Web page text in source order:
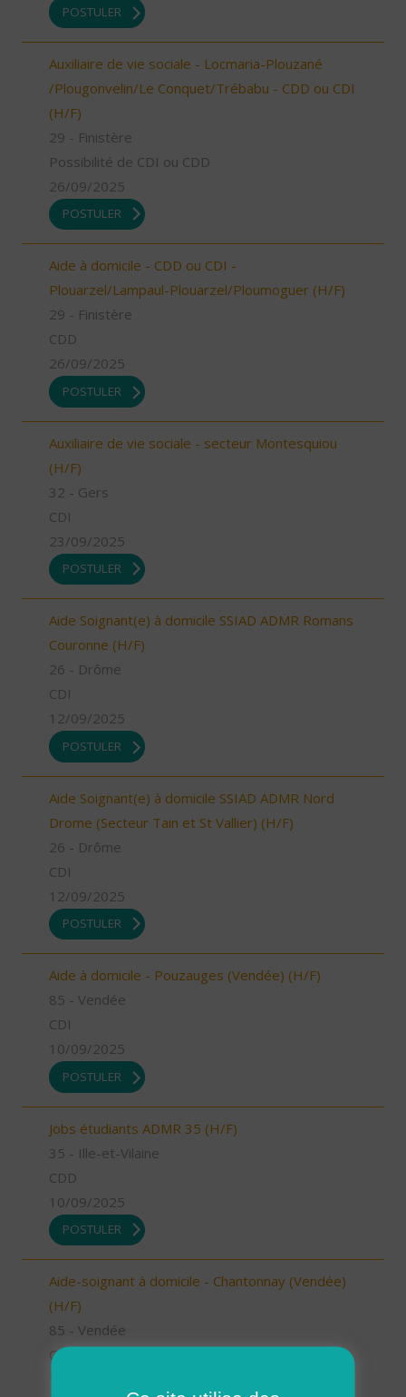
POSTULER
Auxiliaire de vie sociale - Locmaria-Plouzané
/Plougonvelin/Le Conquet/Trébabu - CDD ou CDI
(H/F)
29 - Finistère
Possibilité de CDI ou CDD
26/09/2025
POSTULER
Aide à domicile - CDD ou CDI -
Plouarzel/Lampaul-Plouarzel/Ploumoguer (H/F)
29 - Finistère
CDD
26/09/2025
POSTULER
Auxiliaire de vie sociale - secteur Montesquiou
(H/F)
32 - Gers
CDI
23/09/2025
POSTULER
Aide Soignant(e) à domicile SSIAD ADMR Romans
Couronne (H/F)
26 - Drôme
CDI
12/09/2025
POSTULER
Aide Soignant(e) à domicile SSIAD ADMR Nord
Drome (Secteur Tain et St Vallier) (H/F)
26 - Drôme
CDI
12/09/2025
POSTULER
Aide à domicile - Pouzauges (Vendée) (H/F)
85 - Vendée
CDI
10/09/2025
POSTULER
Jobs étudiants ADMR 35 (H/F)
35 - Ille-et-Vilaine
CDD
10/09/2025
POSTULER
Aide-soignant à domicile - Chantonnay (Vendée)
(H/F)
85 - Vendée
CDI